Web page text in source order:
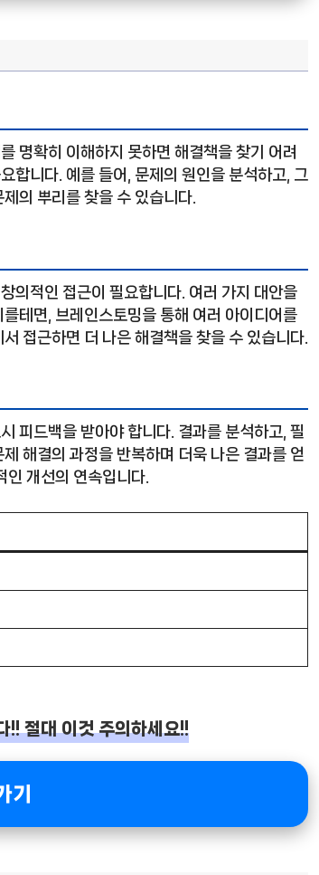
명확히 이해하지 못하면 해결책을 찾기 어려
합니다. 예를 들어, 문제의 원인을 분석하고, 그
의 뿌리를 찾을 수 있습니다.
의적인 접근이 필요합니다. 여러 가지 대안을
테면, 브레인스토밍을 통해 여러 아이디어를
접근하면 더 나은 해결책을 찾을 수 있습니다.
피드백을 받아야 합니다. 결과를 분석하고, 필
해결의 과정을 반복하며 더욱 나은 결과를 얻
인 개선의 연속입니다.
!! 절대 이것 주의하세요!!
기